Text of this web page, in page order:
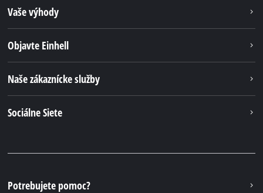
Vaše výhody
Objavte Einhell
Naše zákaznícke služby
Sociálne Siete
Potrebujete pomoc?